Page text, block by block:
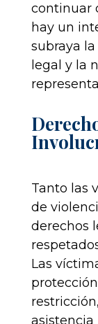
continuar
hay un
subraya
legal y la
Tanto las
de
derechos
Las
asistencia